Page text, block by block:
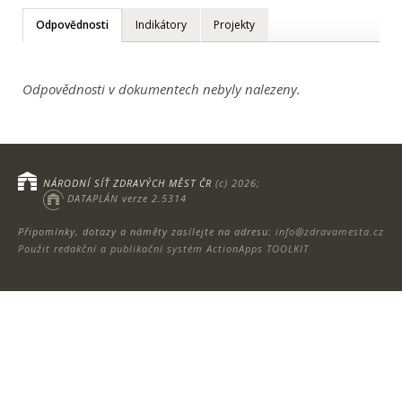
Odpovědnosti Indikátory Projekty
Odpovědnosti v dokumentech nebyly nalezeny.
Připomínky, dotazy a náměty zasílejte na adresu: info@zdravamesta.cz
Použit redakční a publikační systém ActionApps TOOLKIT
NÁRODNÍ SÍŤ ZDRAVÝCH MĚST ČR (c) 2026;
DATAPLÁN verze 2.5314